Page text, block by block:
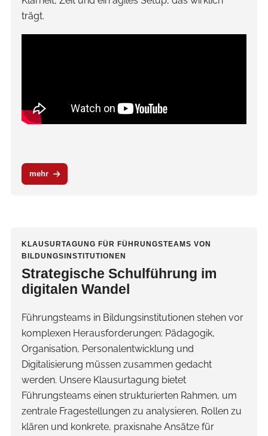
trägt.
mehr
KLAUSURTAGUNG FÜR FÜHRUNGSTEAMS VON
BILDUNGSINSTITUTIONEN
Strategische Schulführung im
digitalen Wandel
Führungsteams in Bildungsinstitutionen stehen vor
komplexen Herausforderungen: Pädagogik,
Organisation, Personalentwicklung und
Digitalisierung müssen zusammen gedacht
werden. Unsere Klausurtagung bietet
Führungsteams einen strukturierten Rahmen, um
zentrale Fragestellungen zu analysieren, Rollen zu
klären und konkrete, praxisnahe Ansätze für